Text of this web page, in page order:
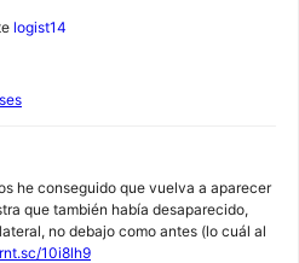
logist14
he conseguido que vuelva a aparecer
que también había desaparecido,
no debajo como antes (lo cuál al
10i8lh9